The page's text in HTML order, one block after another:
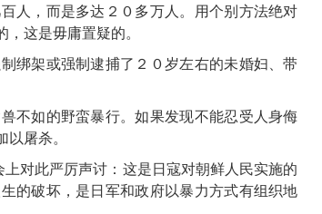
人，而是多达２０多万人。用个别方法绝对
这是毋庸置疑的。
绑架或强制逮捕了２０岁左右的未婚妇、带
不如的野蛮暴行。如果发现不能忍受人身侮
屠杀。
对此严厉声讨：这是日寇对朝鲜人民实施的
的破坏，是日军和政府以暴力方式有组织地